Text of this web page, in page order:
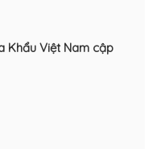
Khẩu Việt Nam cập